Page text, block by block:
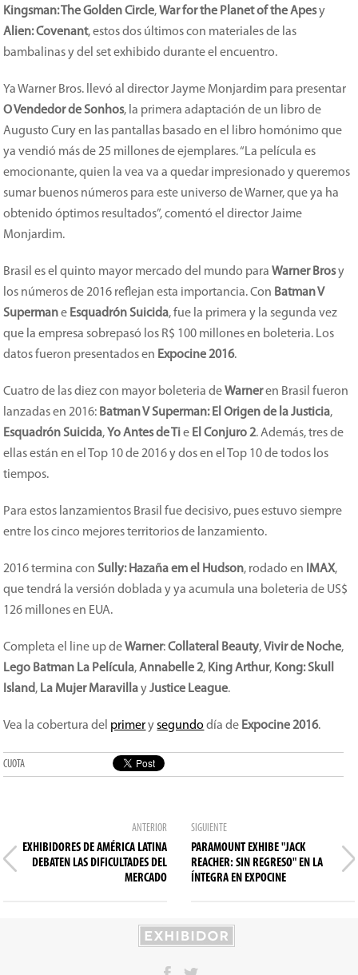
Kingsman: The Golden Circle,War for the Planet of the Apesy
Alien: Covenant, estos dos últimos con materiales de las
bambalinas y del set exhibido durante el encuentro.
Ya Warner Bros. llevó al director Jayme Monjardim para presentar
O Vendedor de Sonhos, la primera adaptación de un libro de
Augusto Cury en las pantallas basado en el libro homónimo que
ya vendió más de 25 millones de ejemplares. “La película es
emocionante, quien la vea va a quedar impresionado y queremos
sumar buenos números para este universo de Warner, que ya ha
obtenido óptimos resultados”, comentó el director Jaime
Monjardim.
Brasil es el quinto mayor mercado del mundo paraWarner Brosy
los números de 2016 reflejan esta importancia. Con Batman V
Supermane Esquadrón Suicida, fue la primera y la segunda vez
que la empresa sobrepasó los R$ 100 millones en boleteria. Los
datos fueron presentados en Expocine 2016.
Cuatro de las diez con mayor boleteria deWarneren Brasil fueron
lanzadas en 2016: Batman V Superman: El Origen de la Justicia,
Esquadrón Suicida, Yo Antes de Tie El Conjuro 2. Además, tres de
ellas están en el Top 10 de 2016 y dos en el Top 10 de todos los
tiempos.
Para estos lanzamientos Brasil fue decisivo, pues estuvo siempre
entre los cinco mejores territorios de lanzamiento.
2016 termina conSully: Hazaña em el Hudson, rodado en IMAX,
que tendrá la versión doblada y ya acumula una boleteria de US$
126 millones en EUA.
Completa el line up deWarner:Collateral Beauty,Vivir de Noche,
Lego Batman La Película,Annabelle 2, King Arthur, Kong: Skull
Island, La Mujer MaravillayJustice League.
Vea la cobertura del primerysegundodía de Expocine 2016.
CUOTA
ANTERIOR
EXHIBIDORES DE AMÉRICA LATINA
DEBATEN LAS DIFICULTADES DEL
MERCADO
SIGUIENTE
PARAMOUNT EXHIBE "JACK
REACHER: SIN REGRESO" EN LA
ÍNTEGRA EN EXPOCINE